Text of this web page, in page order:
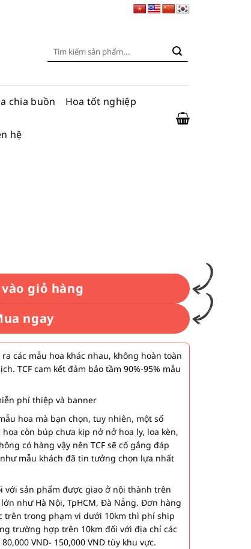
Tìm
chia buồn Hoa tốt nghiệp
hệ
giỏ hàng
ngay
các mẫu hoa khác nhau, không hoàn toàn
TCF cam kết đảm bảo tầm 90%-95% mẫu
phí thiệp và banner
hoa mà bạn chọn, tuy nhiên, một số
còn búp chưa kịp nở nở hoa ly, loa kèn,
có hàng vậy nên TCF sẽ cố gắng đáp
mẫu khách đã tin tưởng chọn lựa nhất
sản phẩm được giao ở nội thành trên
như Hà Nội, TpHCM, Đà Nẵng. Đơn hàng
trên trong phạm vi dưới 10km thì phí ship
trường hợp trên 10km đối với địa chỉ các
VND- 150,000 VND tùy khu vực.